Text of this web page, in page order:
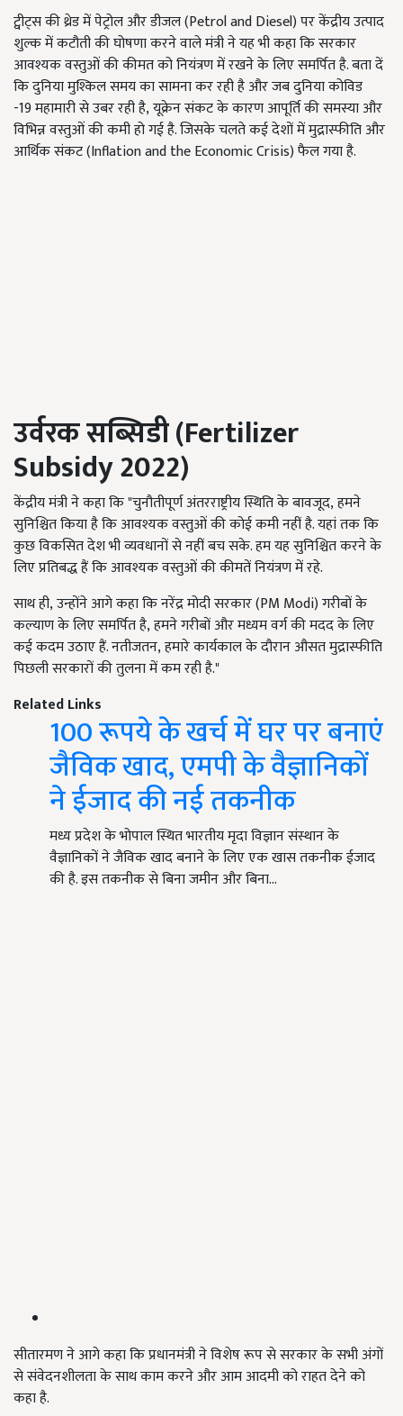
ट्वीट्स की थ्रेड में पेट्रोल और डीजल (Petrol and Diesel)पर केंद्रीय उत्पाद
शुल्क में कटौती की घोषणा करने वाले मंत्री ने यह भी कहा कि सरकार
आवश्यक वस्तुओं की कीमत को नियंत्रण में रखने के लिए समर्पित है. बता दें
कि दुनिया मुश्किल समय का सामना कर रही है और जब दुनिया कोविड
-19महामारी से उबर रही है,यूक्रेन संकट के कारण आपूर्ति की समस्या और
विभिन्न वस्तुओं की कमी हो गई है. जिसके चलते कई देशों में मुद्रास्फीति और
आर्थिक संकट (Inflation and the Economic Crisis)फैल गया है.
उर्वरक सब्सिडी (Fertilizer
Subsidy 2022)
केंद्रीय मंत्री ने कहा कि "चुनौतीपूर्ण अंतरराष्ट्रीय स्थिति के बावजूद,हमने
सुनिश्चित किया है कि आवश्यक वस्तुओं की कोई कमी नहीं है. यहां तक कि
कुछ विकसित देश भी व्यवधानों से नहीं बच सके. हम यह सुनिश्चित करने के
लिए प्रतिबद्ध हैं कि आवश्यक वस्तुओं की कीमतें नियंत्रण में रहे.
साथ ही,उन्होंने आगे कहा कि नरेंद्र मोदी सरकार (PM Modi)गरीबों के
कल्याण के लिए समर्पित है,हमने गरीबों और मध्यम वर्ग की मदद के लिए
कई कदम उठाए हैं. नतीजतन,हमारे कार्यकाल के दौरान औसत मुद्रास्फीति
पिछली सरकारों की तुलना में कम रही है."
Related Links
100 रूपये के खर्च में घर पर बनाएं
जैविक खाद, एमपी के वैज्ञानिकों
ने ईजाद की नई तकनीक
मध्य प्रदेश के भोपाल स्थित भारतीय मृदा विज्ञान संस्थान के
वैज्ञानिकों ने जैविक खाद बनाने के लिए एक खास तकनीक ईजाद
की है. इस तकनीक से बिना जमीन और बिना…
सीतारमण ने आगे कहा कि प्रधानमंत्री ने विशेष रूप से सरकार के सभी अंगों
से संवेदनशीलता के साथ काम करने और आम आदमी को राहत देने को
कहा है.